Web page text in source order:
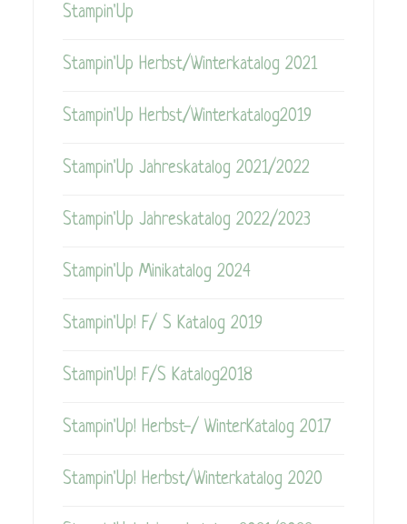
Stampin'Up
Stampin'Up Herbst/Winterkatalog 2021
Stampin'Up Herbst/Winterkatalog2019
Stampin'Up Jahreskatalog 2021/2022
Stampin'Up Jahreskatalog 2022/2023
Stampin'Up Minikatalog 2024
Stampin'Up! F/ S Katalog 2019
Stampin'Up! F/S Katalog2018
Stampin'Up! Herbst-/ WinterKatalog 2017
Stampin'Up! Herbst/Winterkatalog 2020